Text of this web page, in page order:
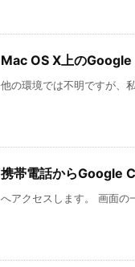
Mac OS X上の
他の環境では不明ですが、
携帯電話からGoogle
へアクセスします。 画面